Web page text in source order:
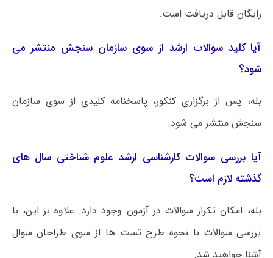
رایگان قابل دریافت است.
آیا کلید سوالات ارشد از سوی سازمان سنجش منتشر می
شود؟
بله، پس از برگزاری کنکور، پاسخنامه کلیدی از سوی سازمان
سنجش منتشر می شود.
آیا بررسی سوالات کارشناسی ارشد علوم شناختی سال های
گذشته لازم است؟
بله، امکان تکرار سوالات در آزمون وجود دارد. علاوه بر این، با
بررسی سوالات با نحوه طرح تست ها از سوی طراحان سوال
آشنا خواهید شد.